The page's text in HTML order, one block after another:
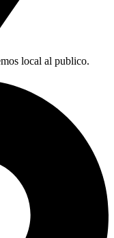
local al publico.